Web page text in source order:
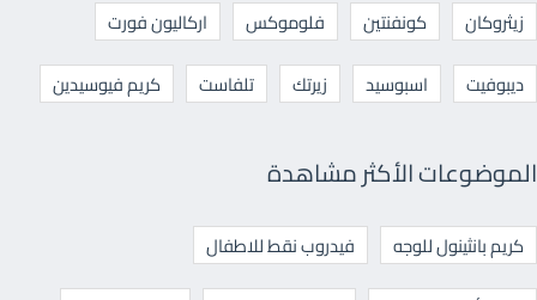
زيثروكان
كونفنتين فلوموكس
اركاليون فورت
ديبوفيت
اسبوسيد زيرتك تلفاست كريم فيوسيدين
الموضوعات الأكثر مشاهدة
كريم بانثينول للوجه
فيدروب نقط للاطفال